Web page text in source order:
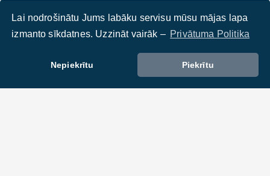
Lai nodrošinātu Jums labāku servisu mūsu mājas lapa
izmanto sīkdatnes. Uzzināt vairāk – Privātuma Politika
Nepiekrītu Piekrītu